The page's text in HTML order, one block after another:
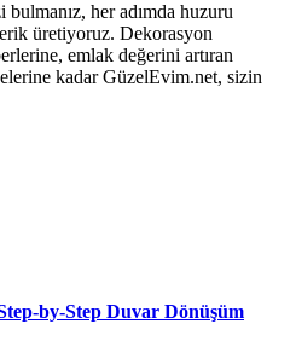
her adımda huzuru
üretiyoruz. Dekorasyon
emlak değerini artıran
kadar GüzelEvim.net, sizin
by-Step Duvar Dönüşüm